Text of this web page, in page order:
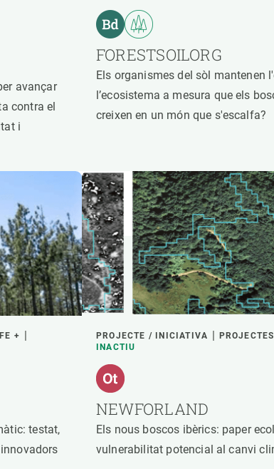
avançar
contra el
i
FORESTSOILORG
Els organismes del sòl mantenen
l’ecosistema a mesura que els
creixen en un món que s'escalfa?
+
testat,
PROJECTE / INICIATIVA
INACTIU
NEWFORLAND
Els nous boscos ibèrics: paper
vulnerabilitat potencial al canvi